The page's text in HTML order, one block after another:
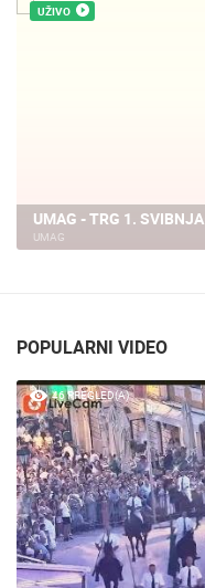
UŽIVO
UMAG - TRG 1. SVIBNJA
UMAG
POPULARNI VIDEO
46 PREGLED(A)